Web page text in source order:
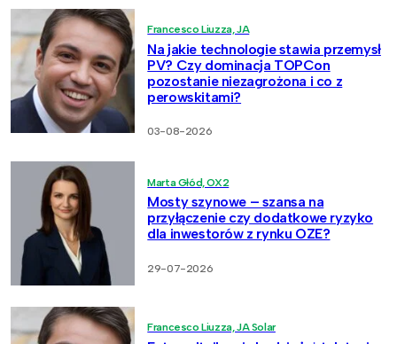
Francesco Liuzza, JA
Na jakie technologie stawia przemysł
PV? Czy dominacja TOPCon
pozostanie niezagrożona i co z
perowskitami?
03-08-2026
Marta Głód, OX2
Mosty szynowe – szansa na
przyłączenie czy dodatkowe ryzyko
dla inwestorów z rynku OZE?
29-07-2026
Francesco Liuzza, JA Solar